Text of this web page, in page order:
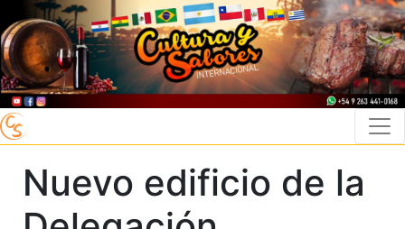
Nuevo edificio de la